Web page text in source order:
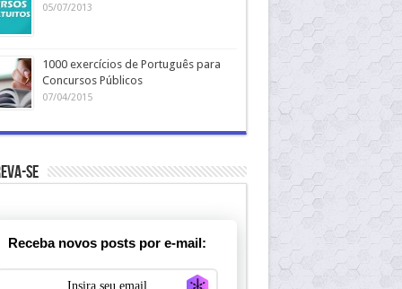
05/07/2013
1000 exercícios de Português para
Concursos Públicos
07/04/2015
se
Receba novos posts por e-mail: